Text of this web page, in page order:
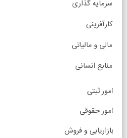
سرمایه گذاری
کارآفرینی
مالی و مالیاتی
منابع انسانی
امور ثبتی
امور حقوقی
بازاریابی و فروش